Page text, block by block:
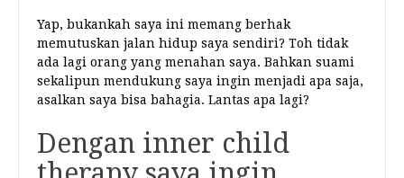
Yap, bukankah saya ini memang berhak
memutuskan jalan hidup saya sendiri? Toh tidak
ada lagi orang yang menahan saya. Bahkan suami
sekalipun mendukung saya ingin menjadi apa saja,
asalkan saya bisa bahagia. Lantas apa lagi?
Dengan inner child